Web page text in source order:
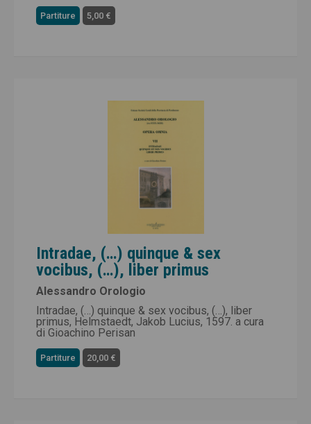
Partiture 5,00 €
Intradae, (…) quinque & sex
vocibus, (…), liber primus
Alessandro Orologio
Intradae, (…) quinque & sex vocibus, (…), liber
primus, Helmstaedt, Jakob Lucius, 1597. a cura
di Gioachino Perisan
Partiture 20,00 €